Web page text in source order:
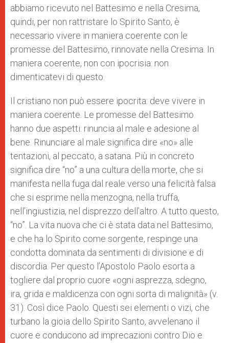
abbiamo ricevuto nel Battesimo e nella Cresima,
quindi, per non rattristare lo Spirito Santo, è
necessario vivere in maniera coerente con le
promesse del Battesimo, rinnovate nella Cresima. In
maniera coerente, non con ipocrisia: non
dimenticatevi di questo.
Il cristiano non può essere ipocrita: deve vivere in
maniera coerente. Le promesse del Battesimo
hanno due aspetti: rinuncia al male e adesione al
bene. Rinunciare al male significa dire «no» alle
tentazioni, al peccato, a satana. Più in concreto
significa dire “no” a una cultura della morte, che si
manifesta nella fuga dal reale verso una felicità falsa
che si esprime nella menzogna, nella truffa,
nell’ingiustizia, nel disprezzo dell’altro. A tutto questo,
“no”. La vita nuova che ci è stata data nel Battesimo,
e che ha lo Spirito come sorgente, respinge una
condotta dominata da sentimenti di divisione e di
discordia. Per questo l’Apostolo Paolo esorta a
togliere dal proprio cuore «ogni asprezza, sdegno,
ira, grida e maldicenza con ogni sorta di malignità» (v.
31). Così dice Paolo. Questi sei elementi o vizi, che
turbano la gioia dello Spirito Santo, avvelenano il
cuore e conducono ad imprecazioni contro Dio e